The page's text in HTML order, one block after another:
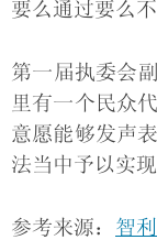
要么通过要么
第一届执委会
里有一个民众
意愿能够发声
法当中予以实
参考来源： 智